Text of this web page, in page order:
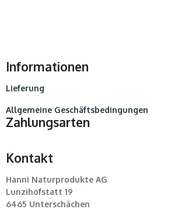
Informationen
Lieferung
Allgemeine Geschäftsbedingungen
Zahlungsarten
Kontakt
Hanni Naturprodukte AG
Lunzihofstatt 19
6465 Unterschächen